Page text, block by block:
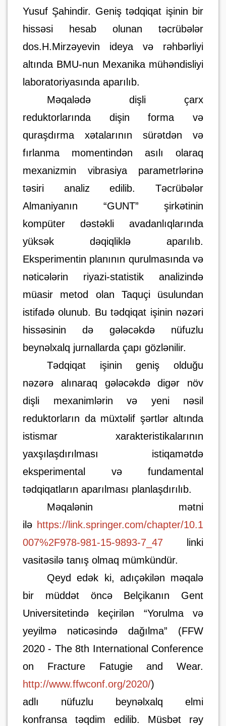
Yusuf Şahindir. Geniş tədqiqat işinin bir
hissəsi hesab olunan təcrübələr
dos.H.Mirzəyevin ideya və rəhbərliyi
altında BMU-nun Mexanika mühəndisliyi
laboratoriyasında aparılıb.
Məqalədə dişli çarx
reduktorlarında dişin forma və
quraşdırma xətalarının sürətdən və
fırlanma momentindən asılı olaraq
mexanizmin vibrasiya parametrlərinə
təsiri analiz edilib. Təcrübələr
Almaniyanın “GUNT” şirkətinin
kompüter dəstəkli avadanlıqlarında
yüksək dəqiqliklə aparılıb.
Eksperimentin planının qurulmasında və
nəticələrin riyazi-statistik analizində
müasir metod olan Taquçi üsulundan
istifadə olunub. Bu tədqiqat işinin nəzəri
hissəsinin də gələcəkdə nüfuzlu
beynəlxalq jurnallarda çapı gözlənilir.
Tədqiqat işinin geniş olduğu
nəzərə alınaraq gələcəkdə digər növ
dişli mexanimlərin və yeni nəsil
reduktorların da müxtəlif şərtlər altında
istismar xarakteristikalarının
yaxşılaşdırılması istiqamətdə
eksperimental və fundamental
tədqiqatların aparılması planlaşdırılıb.
Məqalənin mətni
ilə https://link.springer.com/chapter/10.1
007%2F978-981-15-9893-7_47
linki
vasitəsilə tanış olmaq mümkündür.
Qeyd edək ki, adıçəkilən məqalə
bir müddət öncə Belçikanın Gent
Universitetində keçirilən “Yorulma və
yeyilmə nəticəsində dağılma” (FFW
2020 - The 8th International Conference
on Fracture Fatugie and Wear.
http://www.ffwconf.org/2020/)
adlı nüfuzlu beynəlxalq elmi
konfransa təqdim edilib. Müsbət rəy